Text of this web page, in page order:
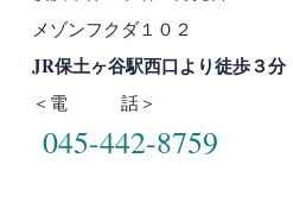
メゾンフクダ１０２
JR保土ヶ谷駅西口より徒歩３分
＜電 話＞
045-442-8759